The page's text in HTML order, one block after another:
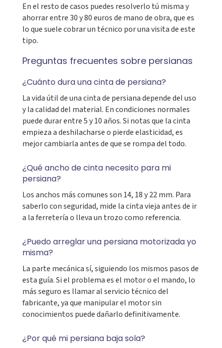
En el resto de casos puedes resolverlo tú misma y
ahorrar entre 30 y 80 euros de mano de obra, que es
lo que suele cobrar un técnico por una visita de este
tipo.
Preguntas frecuentes sobre persianas
¿Cuánto dura una cinta de persiana?
La vida útil de una cinta de persiana depende del uso
y la calidad del material. En condiciones normales
puede durar entre 5 y 10 años. Si notas que la cinta
empieza a deshilacharse o pierde elasticidad, es
mejor cambiarla antes de que se rompa del todo.
¿Qué ancho de cinta necesito para mi
persiana?
Los anchos más comunes son 14, 18 y 22 mm. Para
saberlo con seguridad, mide la cinta vieja antes de ir
a la ferretería o lleva un trozo como referencia.
¿Puedo arreglar una persiana motorizada yo
misma?
La parte mecánica sí, siguiendo los mismos pasos de
esta guía. Si el problema es el motor o el mando, lo
más seguro es llamar al servicio técnico del
fabricante, ya que manipular el motor sin
conocimientos puede dañarlo definitivamente.
¿Por qué mi persiana baja sola?